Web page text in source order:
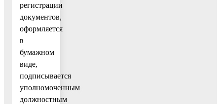
регистрации
документов,
оформляется
в
бумажном
виде,
подписывается
уполномоченным
должностным